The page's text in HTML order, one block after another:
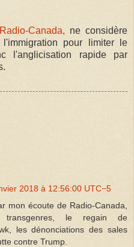
Canada, ne considère
pour limiter le
l'anglicisation rapide par
2018 à 12:56:00 UTC−5
mon écoute de Radio-Canada,
le regain de
les dénonciations des sales
contre Trump.